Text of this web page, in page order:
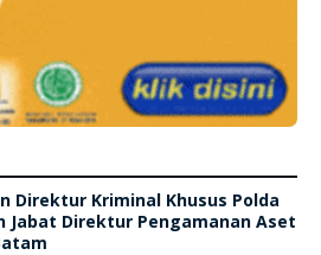
Direktur Kriminal Khusus Polda
Jabat Direktur Pengamanan Aset